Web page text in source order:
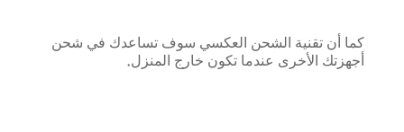
كما أن تقنية الشحن العكسي سوف تساعدك في شحن
أجهزتك الأخرى عندما تكون خارج المنزل.